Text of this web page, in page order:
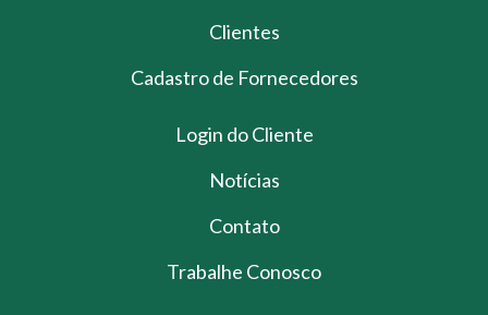
Clientes
Cadastro de Fornecedores
Login do Cliente
Notícias
Contato
Trabalhe Conosco